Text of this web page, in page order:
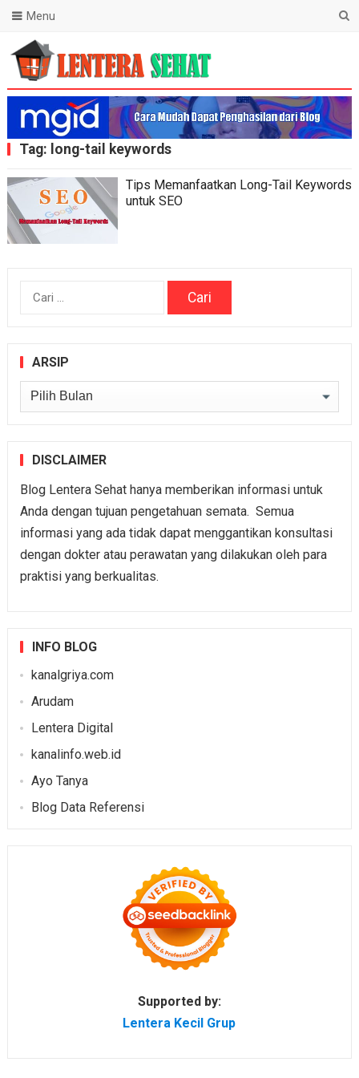
Lentera Sehat
Menu
Tag: long-tail keywords
Tips Memanfaatkan Long-Tail Keywords
untuk SEO
Cari
ARSIP
Arsip
DISCLAIMER
Blog Lentera Sehat hanya memberikan informasi untuk
Anda dengan tujuan pengetahuan semata. Semua
informasi yang ada tidak dapat menggantikan konsultasi
dengan dokter atau perawatan yang dilakukan oleh para
praktisi yang berkualitas.
INFO BLOG
kanalgriya.com
Arudam
Lentera Digital
kanalinfo.web.id
Ayo Tanya
Blog Data Referensi
Supported by:
Lentera Kecil Grup